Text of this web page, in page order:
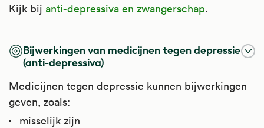
Kijk bij anti-depressiva en zwangerschap.
Bijwerkingen van medicijnen tegen depressie
(anti-depressiva)
Medicijnen tegen depressie kunnen bijwerkingen
geven, zoals:
misselijk zijn